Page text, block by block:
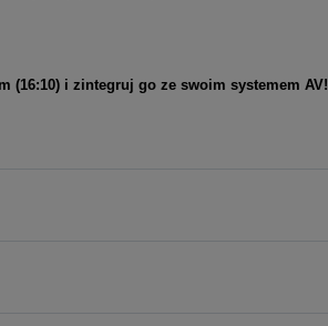
(16:10) i zintegruj go ze swoim systemem AV!